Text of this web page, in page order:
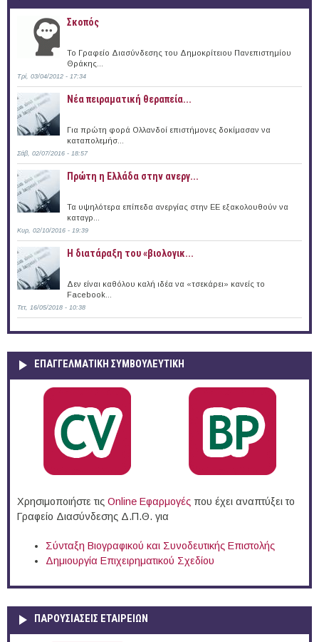
Σκοπός
Το Γραφείο Διασύνδεσης του Δημοκρίτειου Πανεπιστημίου
Θράκης...
Τρί, 03/04/2012 - 17:34
Νέα πειραματική θεραπεία...
Για πρώτη φορά Ολλανδοί επιστήμονες δοκίμασαν να
καταπολεμήσ...
Σάβ, 02/07/2016 - 18:57
Πρώτη η Ελλάδα στην ανεργ...
Τα υψηλότερα επίπεδα ανεργίας στην ΕΕ εξακολουθούν να
καταγρ...
Κυρ, 02/10/2016 - 19:39
Η διατάραξη του «βιολογικ...
Δεν είναι καθόλου καλή ιδέα να «τσεκάρει» κανείς το
Facebook...
Τετ, 16/05/2018 - 10:38
ΕΠΑΓΓΕΛΜΑΤΙΚΉ ΣΥΜΒΟΥΛΕΥΤΙΚΉ
Χρησιμοποιήστε τις Online Eφαρμογές που έχει αναπτύξει το
Γραφείο Διασύνδεσης Δ.Π.Θ. για
Σύνταξη Βιογραφικού και Συνοδευτικής Επιστολής
Δημιουργία Επιχειρηματικού Σχεδίου
ΠΑΡΟΥΣΙΆΣΕΙΣ ΕΤΑΙΡΕΙΏΝ